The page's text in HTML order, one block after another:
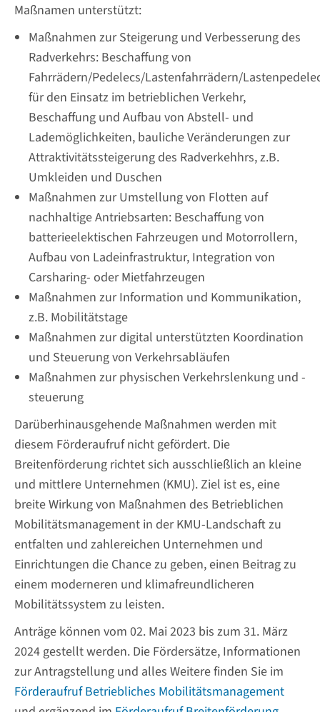
Maßnamen unterstützt:
Maßnahmen zur Steigerung und Verbesserung des
Radverkehrs: Beschaffung von
Fahrrädern/Pedelecs/Lastenfahrrädern/
für den Einsatz im betrieblichen Verkehr,
Beschaffung und Aufbau von Abstell- und
Lademöglichkeiten, bauliche Veränderungen zur
Attraktivitätssteigerung des Radverkehhrs, z.B.
Umkleiden und Duschen
Maßnahmen zur Umstellung von Flotten auf
nachhaltige Antriebsarten: Beschaffung von
batterieelektischen Fahrzeugen und Motorrollern,
Aufbau von Ladeinfrastruktur, Integration von
Carsharing- oder Mietfahrzeugen
Maßnahmen zur Information und Kommunikation,
z.B. Mobilitätstage
Maßnahmen zur digital unterstützten Koordination
und Steuerung von Verkehrsabläufen
Maßnahmen zur physischen Verkehrslenkung und -
steuerung
Darüberhinausgehende Maßnahmen werden mit
diesem Förderaufruf nicht gefördert. Die
Breitenförderung richtet sich ausschließlich an kleine
und mittlere Unternehmen (KMU). Ziel ist es, eine
breite Wirkung von Maßnahmen des Betrieblichen
Mobilitätsmanagement in der KMU-Landschaft zu
entfalten und zahlereichen Unternehmen und
Einrichtungen die Chance zu geben, einen Beitrag zu
einem moderneren und klimafreundlicheren
Mobilitätssystem zu leisten.
Anträge können vom 02. Mai 2023 bis zum 31. März
2024 gestellt werden. Die Fördersätze, Informationen
zur Antragstellung und alles Weitere finden Sie im
Förderaufruf Betriebliches Mobilitätsmanagement